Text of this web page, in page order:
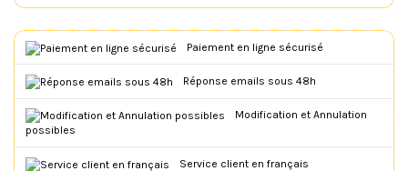
Paiement en ligne sécurisé
Réponse emails sous 48h
Modification et Annulation
possibles
Service client en français